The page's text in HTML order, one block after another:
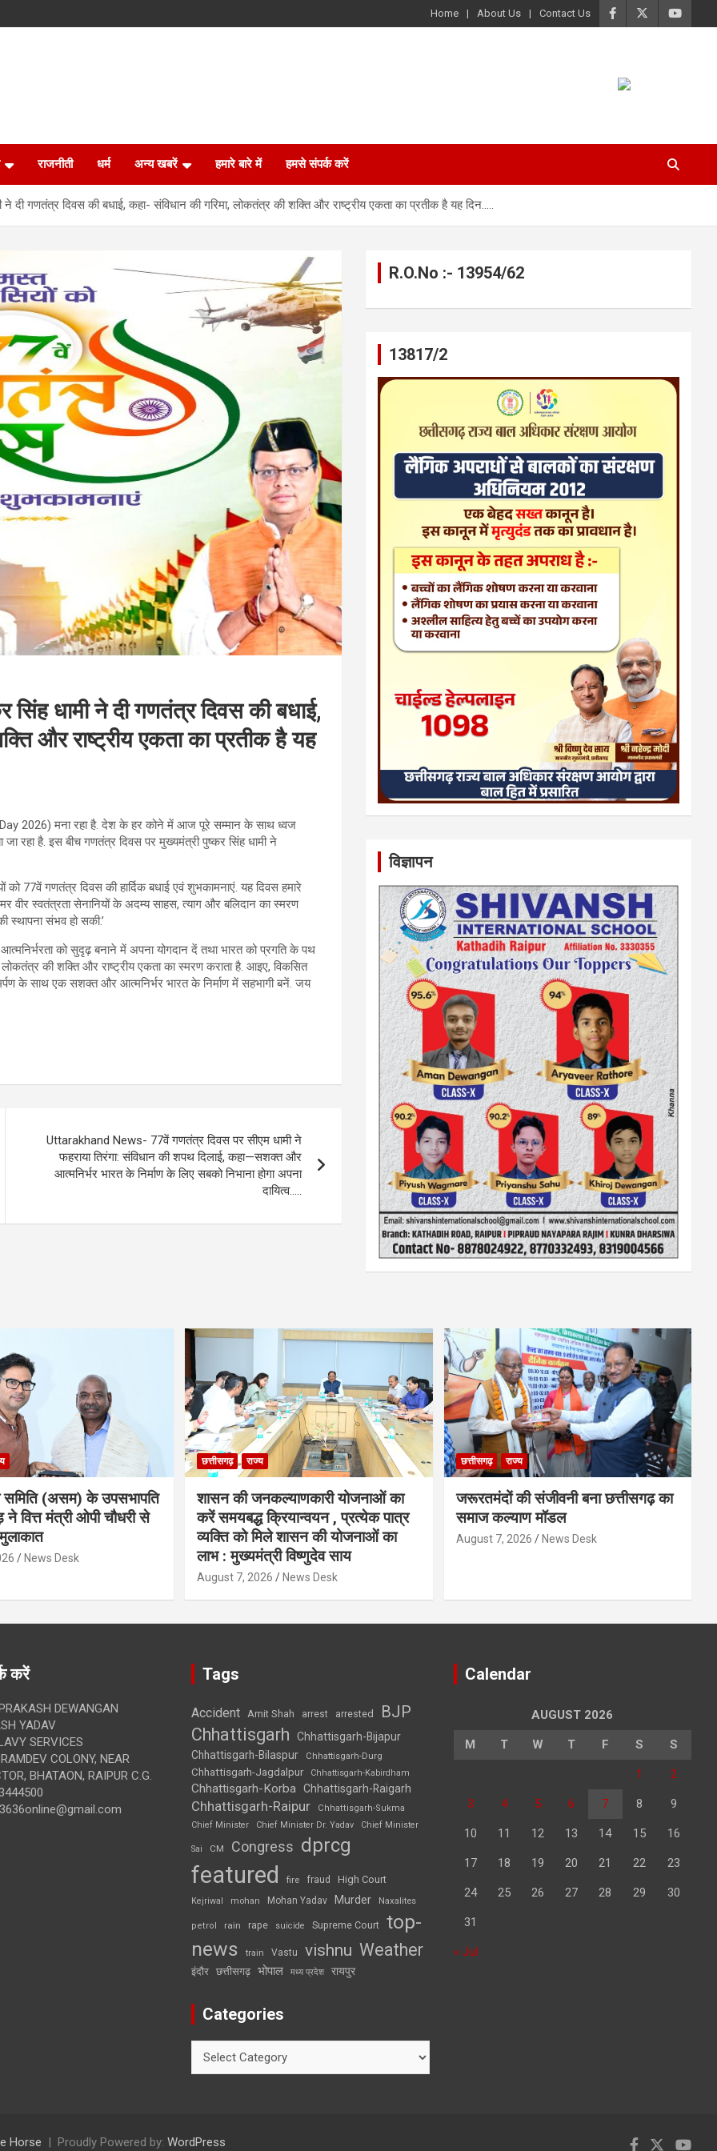
Home About Us Contact Us
राजनीती धर्म अन्य खबरें हमारे बारे में हमसे संपर्क करें
दी गणतंत्र दिवस की बधाई, कहा- संविधान की गरिमा, लोकतंत्र की शक्ति और राष्ट्रीय एकता का प्रतीक है यह दिन…..
धामी ने दी गणतंत्र दिवस की बधाई,
और राष्ट्रीय एकता का प्रतीक है यह
2026) मना रहा है. देश के हर कोने में आज पूरे सम्मान के साथ ध्वज
रहा है. इस बीच गणतंत्र दिवस पर मुख्यमंत्री पुष्कर सिंह धामी ने
को 77वें गणतंत्र दिवस की हार्दिक बधाई एवं शुभकामनाएं. यह दिवस हमारे
वीर स्वतंत्रता सेनानियों के अदम्य साहस, त्याग और बलिदान का स्मरण
स्थापना संभव हो सकी.’
को सुदृढ़ बनाने में अपना योगदान दें तथा भारत को प्रगति के पथ
की शक्ति और राष्ट्रीय एकता का स्मरण कराता है. आइए, विकसित
के साथ एक सशक्त और आत्मनिर्भर भारत के निर्माण में सहभागी बनें. जय
Uttarakhand News- 77वें गणतंत्र दिवस पर सीएम धामी ने
फहराया तिरंगा: संविधान की शपथ दिलाई, कहा—सशक्त और
आत्मनिर्भर भारत के निर्माण के लिए सबको निभाना होगा अपना
दायित्व…..
R.O.No :- 13954/62
13817/2
विज्ञापन
समिति (असम) के उपसभापति
ने वित्त मंत्री ओपी चौधरी से
News Desk
छत्तीसगढ़ राज्य
शासन की जनकल्याणकारी योजनाओं का
करें समयबद्ध क्रियान्वयन , प्रत्येक पात्र
व्यक्ति को मिले शासन की योजनाओं का
लाभ : मुख्यमंत्री विष्णुदेव साय
August 7, 2026 News Desk
छत्तीसगढ़ राज्य
जरूरतमंदों की संजीवनी बना छत्तीसगढ़ का
समाज कल्याण मॉडल
August 7, 2026 News Desk
करें
DEWANGAN
YADAV
SERVICES
COLONY, NEAR
BHATAON, RAIPUR C.G.
Tags
Accident Amit Shah arrest arrested BJP
Chhattisgarh
Chhattisgarh-Bijapur
Chhattisgarh-Bilaspur
Chhattisgarh-Durg
Chhattisgarh-Jagdalpur Chhattisgarh-Kabirdham
Chhattisgarh-Korba Chhattisgarh-Raigarh
Chhattisgarh-Raipur
Chhattisgarh-Sukma
Chief Minister
Chief Minister Dr. Yadav Chief Minister
Sai CM Congress dprcg
featured fire fraud High Court
Kejriwal mohan Mohan Yadav Murder Naxalites
petrol rain rape suicide Supreme Court top-
news
train Vastu vishnu Weather
इंदौर छत्तीसगढ़ भोपाल मध्य प्रदेश रायपुर
Categories
Calendar
AUGUST 2026
M T W T F S S
1 2
3 4 5 6 7 8 9
10 11 12 13 14 15 16
17 18 19 20 21 22 23
24 25 26 27 28 29 30
31
« Jul
Horse Proudly Powered by: WordPress